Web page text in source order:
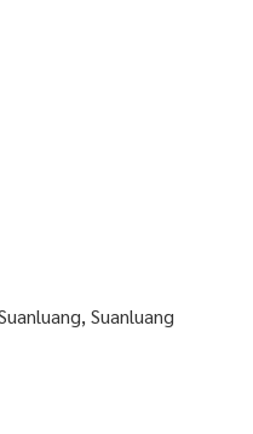
Suanluang